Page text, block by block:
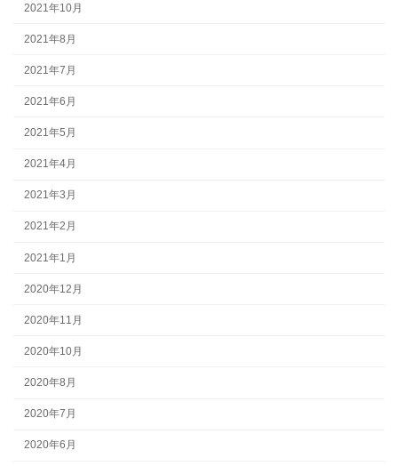
2021年10月
2021年8月
2021年7月
2021年6月
2021年5月
2021年4月
2021年3月
2021年2月
2021年1月
2020年12月
2020年11月
2020年10月
2020年8月
2020年7月
2020年6月